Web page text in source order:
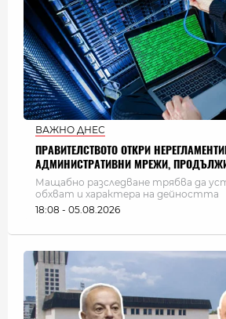
ВАЖНО ДНЕС
ПРАВИТЕЛСТВОТО ОТКРИ
АДМИНИСТРАТИВНИ МРЕЖИ,
Мащабно разследване трябва да
обхват и характера на дейността
18:08 - 05.08.2026